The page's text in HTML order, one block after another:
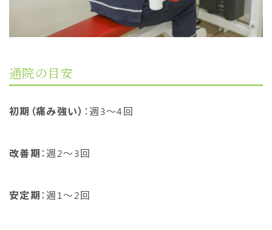
通院の目安
初期（痛み強い） ：週3〜4回
改善期 ：週2〜3回
安定期 ：週1〜2回